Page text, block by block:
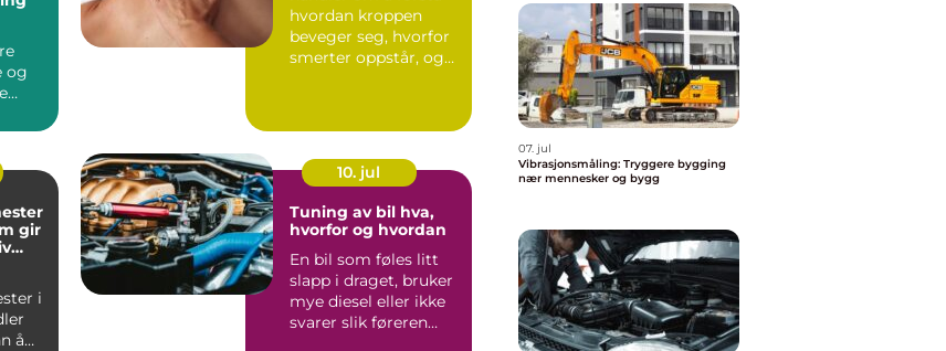
og
hvordan kroppen
beveger seg, hvorfor
smerter oppstår, og
gir
i
å
10. jul
Tuning av bil hva,
hvorfor og hvordan
En bil som føles litt
slapp i draget, bruker
mye diesel eller ikke
svarer slik føreren
07. jul
Vibrasjonsmåling: Tryggere bygging
nær mennesker og bygg